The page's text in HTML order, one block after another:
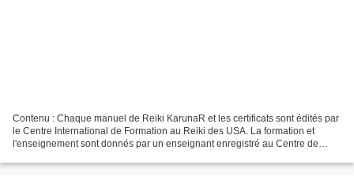
Contenu : Chaque manuel de Reiki KarunaR et les certificats sont édités par
le Centre International de Formation au Reiki des USA. La formation et
l'enseignement sont donnés par un enseignant enregistré au Centre de